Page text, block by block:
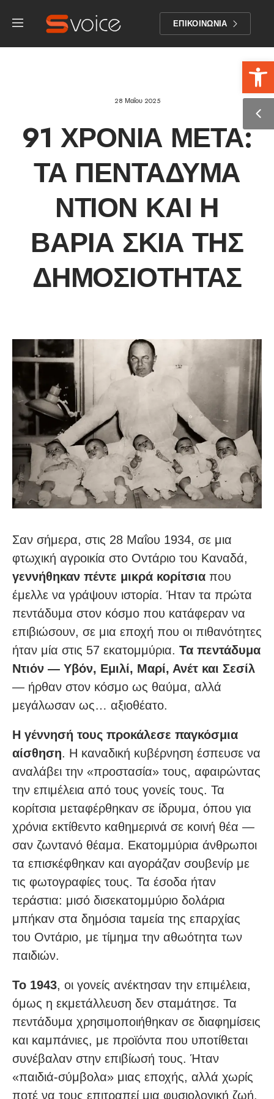
ΕΠΙΚΟΙΝΩΝΙΑ
28 Μαΐου 2025
91 ΧΡΌΝΙΑ ΜΕΤΆ:
ΤΑ ΠΕΝΤΆΔΥΜΑ
ΝΤΙΌΝ ΚΑΙ Η
ΒΑΡΙΆ ΣΚΙΆ ΤΗΣ
ΔΗΜΟΣΙΌΤΗΤΑΣ
Σαν σήμερα, στις 28 Μαΐου 1934, σε μια
φτωχική αγροικία στο Οντάριο του Καναδά,
γεννήθηκαν πέντε μικρά κορίτσια που
έμελλε να γράψουν ιστορία. Ήταν τα πρώτα
πεντάδυμα στον κόσμο που κατάφεραν να
επιβιώσουν, σε μια εποχή που οι πιθανότητες
ήταν μία στις 57 εκατομμύρια. Τα πεντάδυμα
Ντιόν — Υβόν, Εμιλί, Μαρί, Ανέτ και Σεσίλ
— ήρθαν στον κόσμο ως θαύμα, αλλά
μεγάλωσαν ως… αξιοθέατο.
Η γέννησή τους προκάλεσε παγκόσμια
αίσθηση. Η καναδική κυβέρνηση έσπευσε να
αναλάβει την «προστασία» τους, αφαιρώντας
την επιμέλεια από τους γονείς τους. Τα
κορίτσια μεταφέρθηκαν σε ίδρυμα, όπου για
χρόνια εκτίθεντο καθημερινά σε κοινή θέα —
σαν ζωντανό θέαμα. Εκατομμύρια άνθρωποι
τα επισκέφθηκαν και αγοράζαν σουβενίρ με
τις φωτογραφίες τους. Τα έσοδα ήταν
τεράστια: μισό δισεκατομμύριο δολάρια
μπήκαν στα δημόσια ταμεία της επαρχίας
του Οντάριο, με τίμημα την αθωότητα των
παιδιών.
Το 1943, οι γονείς ανέκτησαν την επιμέλεια,
όμως η εκμετάλλευση δεν σταμάτησε. Τα
πεντάδυμα χρησιμοποιήθηκαν σε διαφημίσεις
και καμπάνιες, με προϊόντα που υποτίθεται
συνέβαλαν στην επιβίωσή τους. Ήταν
«παιδιά-σύμβολα» μιας εποχής, αλλά χωρίς
ποτέ να τους επιτραπεί μια φυσιολογική ζωή.